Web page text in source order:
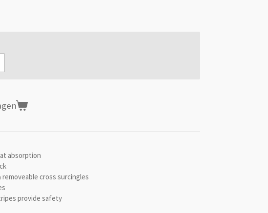
absorption
removeable cross surcingles
provide safety